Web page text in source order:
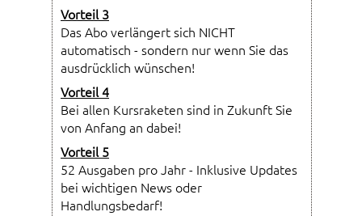
Vorteil 3
Das Abo verlängert sich NICHT
automatisch - sondern nur wenn Sie das
ausdrücklich wünschen!
Vorteil 4
Bei allen Kursraketen sind in Zukunft Sie
von Anfang an dabei!
Vorteil 5
52 Ausgaben pro Jahr - Inklusive Updates
bei wichtigen News oder
Handlungsbedarf!